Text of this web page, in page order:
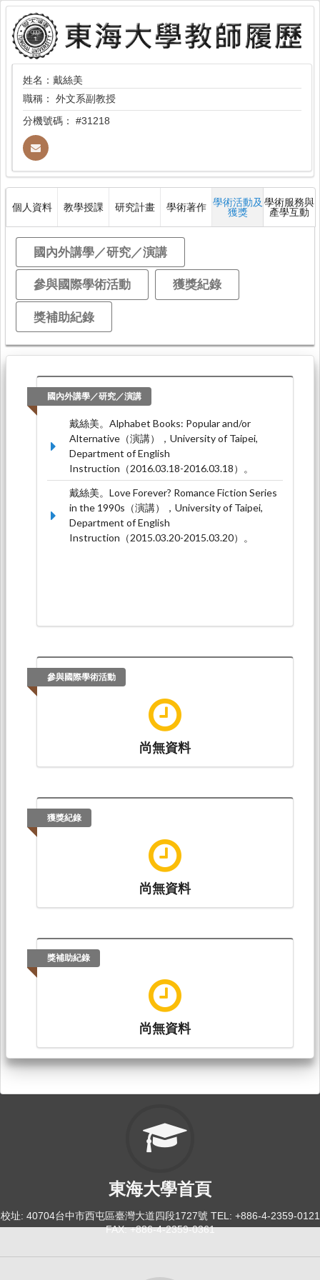
姓名：戴絲美
職稱： 外文系副教授
分機號碼： #31218
個人資料 教學授課 研究計畫 學術著作 學術活動及
獲獎
學術服務與
產學互動
國內外講學／研究／演講
參與國際學術活動 獲獎紀錄
獎補助紀錄
國內外講學／研究／演講
戴絲美。Alphabet Books: Popular and/or
Alternative（演講），University of Taipei,
Department of English
Instruction（2016.03.18-2016.03.18）。
戴絲美。Love Forever? Romance Fiction Series
in the 1990s（演講），University of Taipei,
Department of English
Instruction（2015.03.20-2015.03.20）。
參與國際學術活動
尚無資料
獲獎紀錄
尚無資料
獎補助紀錄
尚無資料
東海大學首頁
校址: 40704台中市西屯區臺灣大道四段1727號 TEL: +886-4-2359-0121
FAX: +886-4-2359-0361